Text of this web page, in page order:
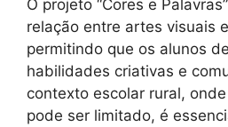
O projeto “Cores e
relação entre artes visuais
permitindo que os alunos
habilidades criativas e
contexto escolar rural,
pode ser limitado, é